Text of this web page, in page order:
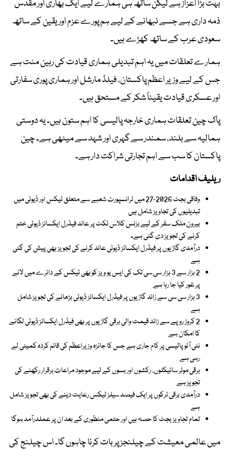
بہت بڑا اعزاز ہے لیکن ساتھ ہی ہمارے لیے ایک بھاری اور مقدس
ذمہ داری ہے جسے نبھانے کے لیے ہم پورے عزم اور یقین کے ساتھ
سعودی عرب کے ساتھ کھڑے ہیں۔
ہمارے تعلقات میں یہ اہم تبدیلی ہماری قیادت کی رہین منت ہے
جس کے لیے وزیر اعظم پاکستان، فیلڈ مارشل اور ہماری پوری سفارتی
اور عسکری قیادت یقیناً شکر کے مستحق ہیں۔
پاک چین تعلقات ہماری خارجہ پالیسی کا اہم ستون ہیں۔ یہ دوستی
ہمالیہ سے بلند، سمندر سے گہری اور شہد سے میٹھی ہے۔ چین
پاکستان کا سب سے اہم تجارتی شراکت دار ہے۔
ریلیف اقدامات
وفاقی بجٹ 2026-27 میں ٹرانسپورٹ شعبے سے متعلق ٹیکس اور ڈیوٹی میں
تبدیلیوں کی تجاویز شامل ہیں
بیرون ملک سفر کے لیے بزنس کلاس ٹکٹ پر عائد فیڈرل ایکسائز ڈیوٹی ختم
کرنے کی تجویز دی گئی ہے۔
درآمدی گاڑیوں پر فیڈرل ایکسائز ڈیوٹی عائد کرنے کی تجویز بھی پیش کی گئی
ہے
2 ہزار سے 3 ہزار سی سی تک کی ایس یو ویز کو بھی ٹیکس کے دائرے میں لانے
پر غور کیا جا رہا ہے
3 ہزار سی سی سے زائد گاڑیوں پر فیڈرل ایکسائز ڈیوٹی بڑھانے کی تجویز شامل
ہے
2 کروڑ روپے سے زائد قیمت والی برقی گاڑیوں پر بھی فیڈرل ایکسائز ڈیوٹی لگانے
کا امکان ہے
نئی آٹو پالیسی پر کام جاری ہے جس کا جائزہ وزیراعظم کی قائم کردہ کمیٹی لے
رہی ہے
برقی موٹر سائیکلوں، رکشوں اور بسوں کے لیے موجود مراعات برقرار رکھنے کی
تجویز ہے
درآمدی برقی ٹرکوں پر ایک فیصد سیلز ٹیکس رعایت دینے کی بھی تجویز شامل
ہے
تمام تجاویز بجٹ کا حصہ ہیں اور حتمی منظوری کے بعد ان پر عملدرآمد ہوگا
میں عالمی معیشت کے چیلنجز پر بات کرنا چاہوں گا۔ اس چیلنج کی